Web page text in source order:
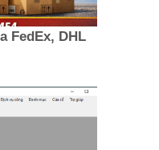
FedEx, DHL